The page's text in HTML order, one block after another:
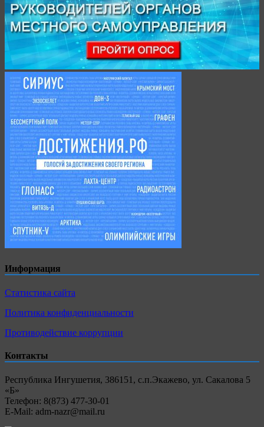
Информация
Статистика сайта
Политика конфиденциальности
Противодействие коррупции
Контакты
Республика Ингушетия, 386151, с.п.Экажево, ул. Сакалова 5
«Б»
Телефон: 8(873) 477-30-01
E-Mail: adm-nazr@mail.ru